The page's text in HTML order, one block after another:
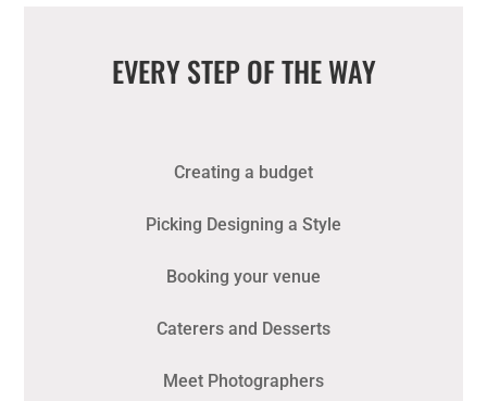
EVERY STEP OF THE WAY
Creating a budget
Picking Designing a Style
Booking your venue
Caterers and Desserts
Meet Photographers